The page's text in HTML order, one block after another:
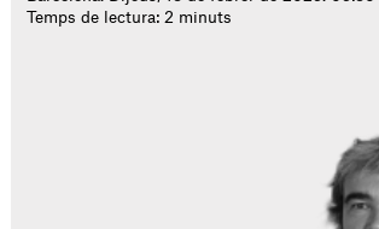
Temps de lectura: 2 minuts